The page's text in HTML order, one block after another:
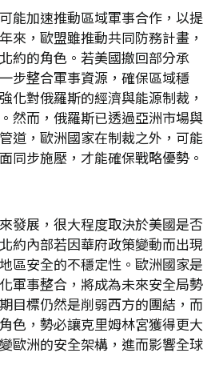
能加速推動區域軍事合作，以提
來，歐盟雖推動共同防務計畫，
約的角色。若美國撤回部分承
步整合軍事資源，確保區域穩
化對俄羅斯的經濟與能源制裁，
然而，俄羅斯已透過亞洲市場與
道，歐洲國家在制裁之外，可能
同步施壓，才能確保戰略優勢。
發展，很大程度取決於美國是否
約內部若因華府政策變動而出現
區安全的不穩定性。歐洲國家是
軍事整合，將成為未來安全局勢
目標仍然是削弱西方的團結，而
色，勢必讓克里姆林宮獲得更大
歐洲的安全架構，進而影響全球